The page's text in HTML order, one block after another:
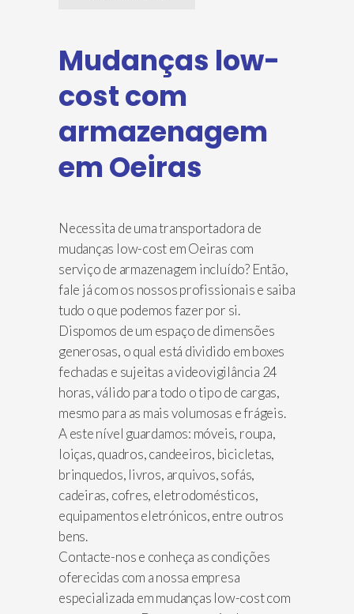
Mudanças low-
cost com
armazenagem
em Oeiras
Necessita de uma transportadora de
mudanças low-cost em Oeiras com
serviço de armazenagem incluído? Então,
fale já com os nossos profissionais e saiba
tudo o que podemos fazer por si.
Dispomos de um espaço de dimensões
generosas, o qual está dividido em boxes
fechadas e sujeitas a videovigilância 24
horas, válido para todo o tipo de cargas,
mesmo para as mais volumosas e frágeis.
A este nível guardamos: móveis, roupa,
loiças, quadros, candeeiros, bicicletas,
brinquedos, livros, arquivos, sofás,
cadeiras, cofres, eletrodomésticos,
equipamentos eletrónicos, entre outros
bens.
Contacte-nos e conheça as condições
oferecidas com a nossa empresa
especializada em mudanças low-cost com